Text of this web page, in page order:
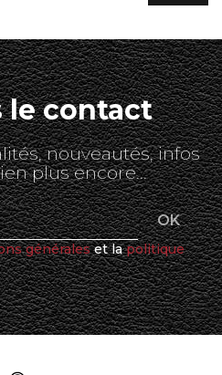
le contact
nouveautés, infos
plus encore...
généraleset lapolitique